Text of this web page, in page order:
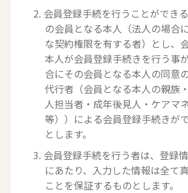
2. 会員登録手続を行うことができ
の会員となる本人（法人の場合
な契約権限を有する者）とし、
本人が会員登録手続きを行う事
合にその会員となる本人の同意の
代行者（会員となる本人の親族
人担当者・成年後見人・ケアマ
等））による会員登録手続きが
とします。
3. 会員登録手続を行う者は、登録
にあたり、入力した情報は全て
ことを保証するものとします。